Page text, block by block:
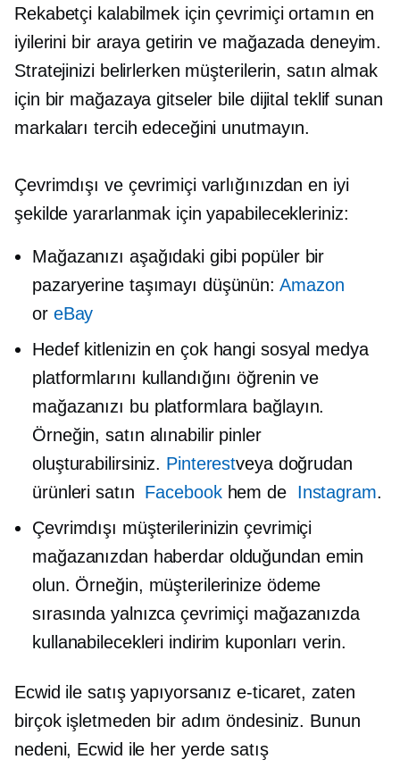
Rekabetçi kalabilmek için çevrimiçi ortamın en
iyilerini bir araya getirin ve mağazada deneyim.
Stratejinizi belirlerken müşterilerin, satın almak
için bir mağazaya gitseler bile dijital teklif sunan
markaları tercih edeceğini unutmayın.
Çevrimdışı ve çevrimiçi varlığınızdan en iyi
şekilde yararlanmak için yapabilecekleriniz:
Mağazanızı aşağıdaki gibi popüler bir
pazaryerine taşımayı düşünün: Amazon
or eBay
Hedef kitlenizin en çok hangi sosyal medya
platformlarını kullandığını öğrenin ve
mağazanızı bu platformlara bağlayın.
Örneğin, satın alınabilir pinler
oluşturabilirsiniz. Pinterestveya doğrudan
ürünleri satın Facebookhem de Instagram.
Çevrimdışı müşterilerinizin çevrimiçi
mağazanızdan haberdar olduğundan emin
olun. Örneğin, müşterilerinize ödeme
sırasında yalnızca çevrimiçi mağazanızda
kullanabilecekleri indirim kuponları verin.
Ecwid ile satış yapıyorsanıze-ticaret, zaten
birçok işletmeden bir adım öndesiniz. Bunun
nedeni, Ecwid ile her yerde satış